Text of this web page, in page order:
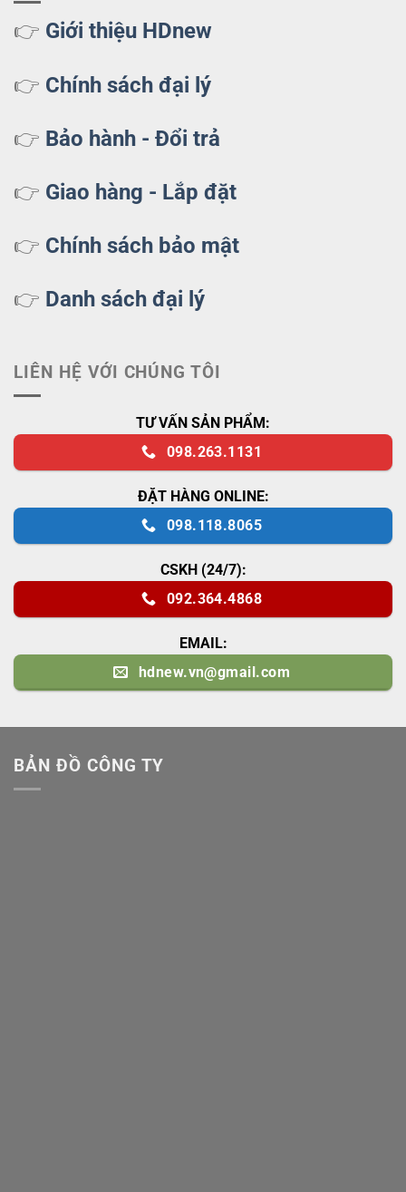
👉 Giới thiệu HDnew
👉 Chính sách đại lý
👉 Bảo hành - Đổi trả
👉 Giao hàng - Lắp đặt
👉 Chính sách bảo mật
👉 Danh sách đại lý
LIÊN HỆ VỚI CHÚNG TÔI
TƯ VẤN SẢN PHẨM:
098.263.1131
ĐẶT HÀNG ONLINE:
098.118.8065
CSKH (24/7):
092.364.4868
EMAIL:
hdnew.vn@gmail.com
BẢN ĐỒ CÔNG TY